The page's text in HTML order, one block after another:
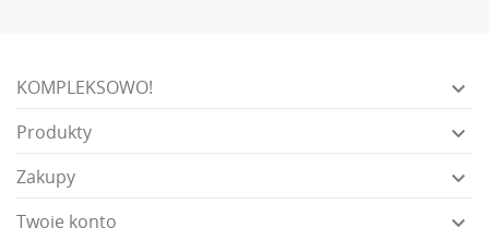
KOMPLEKSOWO! 
Produkty 
Zakupy 
Twoje konto